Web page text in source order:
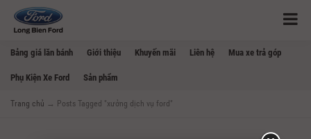
Bảng giá lăn bánh Giới thiệu Khuyến mãi Liên hệ Mua xe trả góp
Phụ Kiện Xe Ford Sản phẩm
Trang chủ → Posts Tagged "xưởng dịch vụ ford"